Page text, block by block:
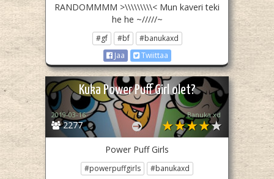
RANDOMMMM >\\\\\\\\\< Mun kaveri teki
he he ~/////~
#gf #bf
#banukaxd
Jaa
Twiittaa
Kuka Power Puff Girl olet?
2277
2019-03-16 Banuka xd
Power Puff Girls
#powerpuffgirls
#banukaxd